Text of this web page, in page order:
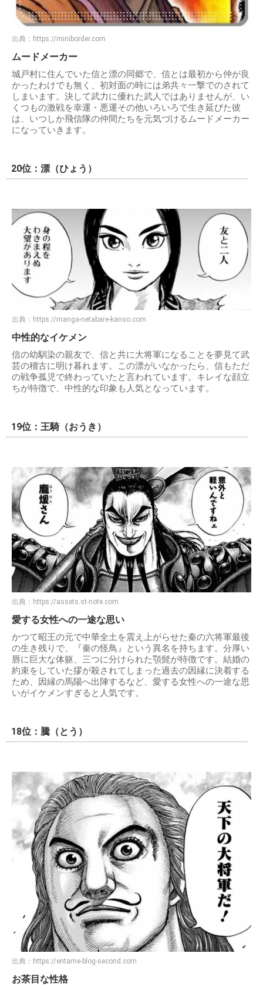
出典： https://miniborder.com
ムードメーカー
城戸村に住んでいた信と漂の同郷で、信とは最初から仲が良
かったわけでも無く、初対面の時には弟共々一撃でのされて
しまいます。決して武力に優れた武人ではありませんが、い
くつもの激戦を幸運・悪運その他いろいろで生き延びた彼
は、いつしか飛信隊の仲間たちを元気づけるムードメーカー
になっていきます。
20位：漂（ひょう）
出典： https://manga-netabare-kanso.com
中性的なイケメン
信の幼馴染の親友で、信と共に大将軍になることを夢見て武
芸の稽古に明け暮れます。この漂がいなかったら、信もただ
の戦争孤児で終わっていたと言われています。キレイな顔立
ちが特徴で、中性的な印象も人気となっています。
19位：王騎（おうき）
出典： https://assets.st-note.com
愛する女性への一途な思い
かつて昭王の元で中華全土を震え上がらせた秦の六将軍最後
の生き残りで、『秦の怪鳥』という異名を持ちます。分厚い
唇に巨大な体躯、三つに分けられた顎髭が特徴です。結婚の
約束をしていた摎が殺されてしまった過去の因縁に決着する
ため、因縁の馬陽へ出陣するなど、愛する女性への一途な思
いがイケメンすぎると人気です。
18位：騰（とう）
出典： https://entame-blog-second.com
お茶目な性格